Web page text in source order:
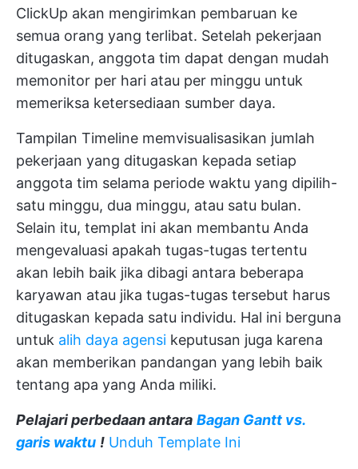
ClickUp akan mengirimkan pembaruan ke
semua orang yang terlibat. Setelah pekerjaan
ditugaskan, anggota tim dapat dengan mudah
memonitor per hari atau per minggu untuk
memeriksa ketersediaan sumber daya.
Tampilan Timeline memvisualisasikan jumlah
pekerjaan yang ditugaskan kepada setiap
anggota tim selama periode waktu yang dipilih-
satu minggu, dua minggu, atau satu bulan.
Selain itu, templat ini akan membantu Anda
mengevaluasi apakah tugas-tugas tertentu
akan lebih baik jika dibagi antara beberapa
karyawan atau jika tugas-tugas tersebut harus
ditugaskan kepada satu individu. Hal ini berguna
untuk alih daya agensi keputusan juga karena
akan memberikan pandangan yang lebih baik
tentang apa yang Anda miliki.
Pelajari perbedaan antara Bagan Gantt vs.
garis waktu ! Unduh Template Ini